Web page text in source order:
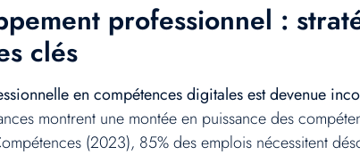
professionnel :
clés
en compétences digitales est devenue
montrent une montée en puissance des
(2023), 85% des emplois nécessitent